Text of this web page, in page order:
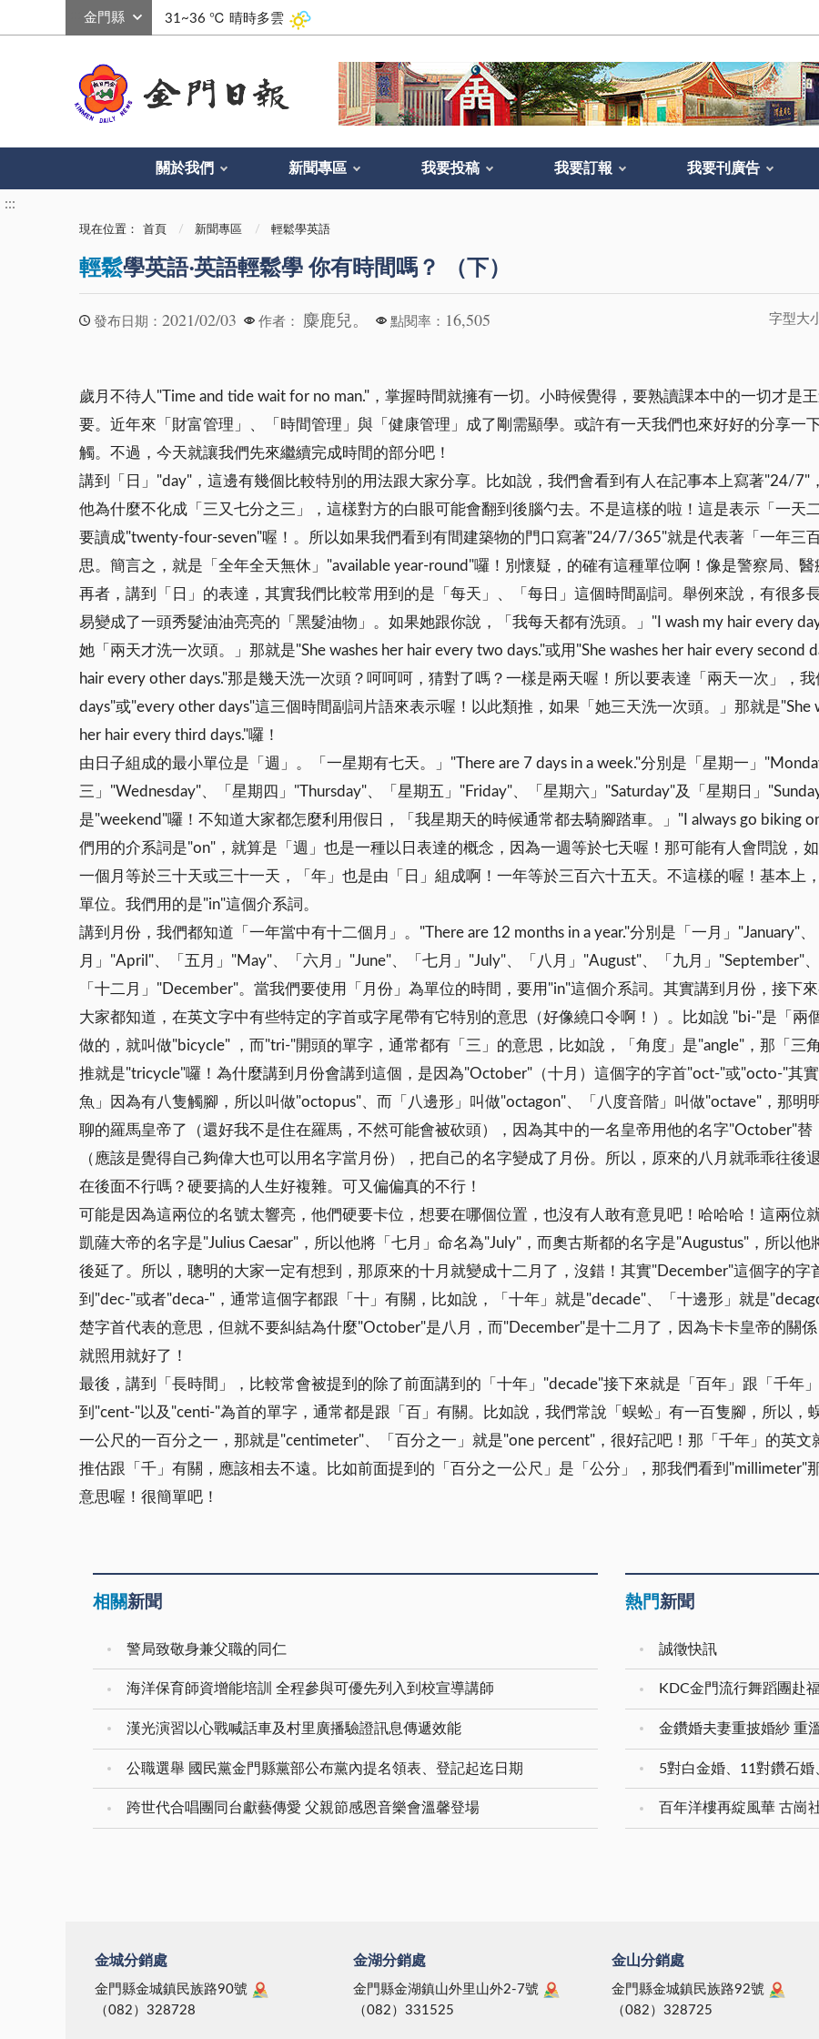
31~36 ℃ 晴時多雲
關於我們 新聞專區 我要投稿 我要訂報 我要刊廣告
:::
現在位置： 首頁 新聞專區 輕鬆學英語
輕鬆學英語‧英語輕鬆學 你有時間嗎？ （下）
發布日期： 2021/02/03 作者： 麋鹿兒。 點閱率： 16,505 字型大
歲月不待人"Time and tide wait for no man."，掌握時間就擁有一切。小時候覺得，要熟讀課本中的一切才是
要。近年來「財富管理」、「時間管理」與「健康管理」成了剛需顯學。或許有一天我們也來好好的分享一
觸。不過，今天就讓我們先來繼續完成時間的部分吧！
講到「日」"day"，這邊有幾個比較特別的用法跟大家分享。比如說，我們會看到有人在記事本上寫著"24/7"
他為什麼不化成「三又七分之三」，這樣對方的白眼可能會翻到後腦勺去。不是這樣的啦！這是表示「一天
要讀成"twenty-four-seven"喔！。所以如果我們看到有間建築物的門口寫著"24/7/365"就是代表著「一年三
思。簡言之，就是「全年全天無休」"available year-round"囉！別懷疑，的確有這種單位啊！像是警察局、醫
再者，講到「日」的表達，其實我們比較常用到的是「每天」、「每日」這個時間副詞。舉例來說，有很多
易變成了一頭秀髮油油亮亮的「黑髮油物」。如果她跟你說，「我每天都有洗頭。」"I wash my hair every
她「兩天才洗一次頭。」那就是"She washes her hair every two days."或用"She washes her hair every second
hair every other days."那是幾天洗一次頭？呵呵呵，猜對了嗎？一樣是兩天喔！所以要表達「兩天一次」，
days"或"every other days"這三個時間副詞片語來表示喔！以此類推，如果「她三天洗一次頭。」那就是"She
her hair every third days."囉！
由日子組成的最小單位是「週」。「一星期有七天。」"There are 7 days in a week."分別是「星期一」
三」"Wednesday"、「星期四」"Thursday"、「星期五」"Friday"、「星期六」"Saturday"及「星期日」
是"weekend"囉！不知道大家都怎麼利用假日，「我星期天的時候通常都去騎腳踏車。」"I always go biking
們用的介系詞是"on"，就算是「週」也是一種以日表達的概念，因為一週等於七天喔！那可能有人會問說，
一個月等於三十天或三十一天，「年」也是由「日」組成啊！一年等於三百六十五天。不這樣的喔！基本上
單位。我們用的是"in"這個介系詞。
講到月份，我們都知道「一年當中有十二個月」。"There are 12 months in a year."分別是「一月」"January"
月」"April"、「五月」"May"、「六月」"June"、「七月」"July"、「八月」"August"、「九月」"September"
「十二月」"December"。當我們要使用「月份」為單位的時間，要用"in"這個介系詞。其實講到月份，接下
大家都知道，在英文字中有些特定的字首或字尾帶有它特別的意思（好像繞口令啊！）。比如說 "bi-"是「兩
做的，就叫做"bicycle" ，而"tri-"開頭的單字，通常都有「三」的意思，比如說，「角度」是"angle"，那「三
推就是"tricycle"囉！為什麼講到月份會講到這個，是因為"October"（十月）這個字的字首"oct-"或"octo-"其
魚」因為有八隻觸腳，所以叫做"octopus"、而「八邊形」叫做"octagon"、「八度音階」叫做"octave"，那明
聊的羅馬皇帝了（還好我不是住在羅馬，不然可能會被砍頭），因為其中的一名皇帝用他的名字"October"
（應該是覺得自己夠偉大也可以用名字當月份），把自己的名字變成了月份。所以，原來的八月就乖乖往後
在後面不行嗎？硬要搞的人生好複雜。可又偏偏真的不行！
可能是因為這兩位的名號太響亮，他們硬要卡位，想要在哪個位置，也沒有人敢有意見吧！哈哈哈！這兩位
凱薩大帝的名字是"Julius Caesar"，所以他將「七月」命名為"July"，而奧古斯都的名字是"Augustus"，所以
後延了。所以，聰明的大家一定有想到，那原來的十月就變成十二月了，沒錯！其實"December"這個字的
到"dec-"或者"deca-"，通常這個字都跟「十」有關，比如說，「十年」就是"decade"、「十邊形」就是
楚字首代表的意思，但就不要糾結為什麼"October"是八月，而"December"是十二月了，因為卡卡皇帝的關
就照用就好了！
最後，講到「長時間」，比較常會被提到的除了前面講到的「十年」"decade"接下來就是「百年」跟「千年
到"cent-"以及"centi-"為首的單字，通常都是跟「百」有關。比如說，我們常說「蜈蚣」有一百隻腳，所以，
一公尺的一百分之一，那就是"centimeter"、「百分之一」就是"one percent"，很好記吧！那「千年」的英文
推估跟「千」有關，應該相去不遠。比如前面提到的「百分之一公尺」是「公分」，那我們看到"millimeter"
意思喔！很簡單吧！
相關新聞
警局致敬身兼父職的同仁
海洋保育師資增能培訓 全程參與可優先列入到校宣導講師
漢光演習以心戰喊話車及村里廣播驗證訊息傳遞效能
公職選舉 國民黨金門縣黨部公布黨內提名領表、登記起迄日期
跨世代合唱團同台獻藝傳愛 父親節感恩音樂會溫馨登場
熱門新聞
誠徵快訊
KDC金門流行舞蹈團赴
百年洋樓再綻風華 古崗
金城分銷處
金門縣金城鎮民族路90號
（082）328728
金湖分銷處
金門縣金湖鎮山外里山外2-7號
（082）331525
金山分銷處
金門縣金城鎮民族路92號
（082）328725